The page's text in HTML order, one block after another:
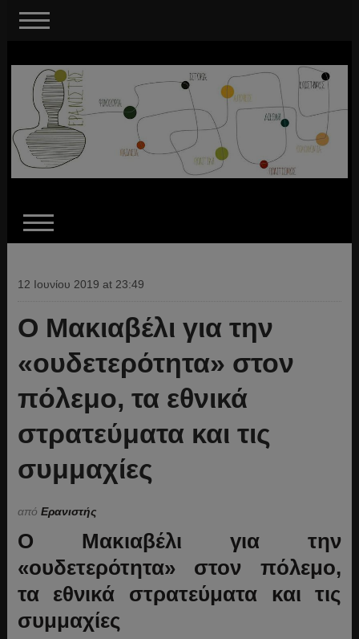
12 Ιουνίου 2019 at 23:49
O Μακιαβέλι για την
«ουδετερότητα» στον
πόλεμο, τα εθνικά
στρατεύματα και τις
συμμαχίες
από Ερανιστής
O Μακιαβέλι για την
«ουδετερότητα» στον πόλεμο,
τα εθνικά στρατεύματα και τις
συμμαχίες